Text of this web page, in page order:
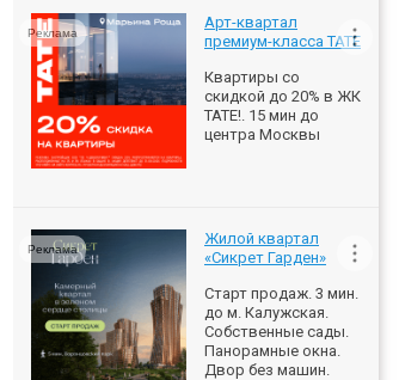
Арт-квартал
премиум-класса ТАТЕ
Квартиры со
скидкой до 20% в ЖК
ТАТЕ!. 15 мин до
центра Москвы
Реклама
Жилой квартал
«Сикрет Гарден»
Старт продаж. 3 мин.
до м. Калужская.
Собственные сады.
Панорамные окна.
Двор без машин.
Реклама